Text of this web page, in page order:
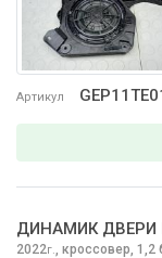
Артикул
ДИНАМИК ДВЕРИ
2022г. кроссовер, 1,2